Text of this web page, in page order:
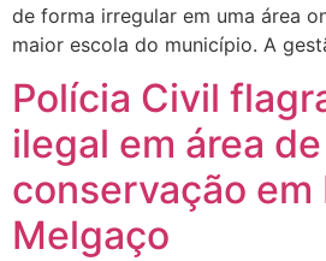
de forma irregular em uma área
maior escola do município. A
Polícia Civil
ilegal em área de
conservação em
Melgaço